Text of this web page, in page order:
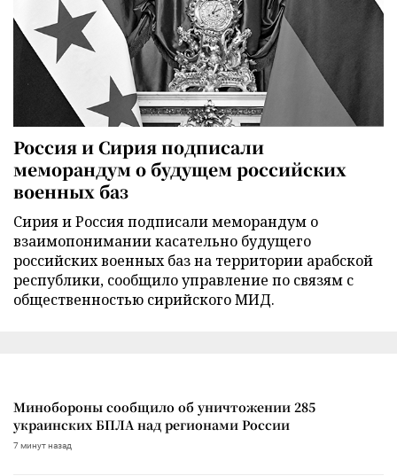
Россия и Сирия подписали
меморандум о будущем российских
военных баз
Сирия и Россия подписали меморандум о
взаимопонимании касательно будущего
российских военных баз на территории арабской
республики, сообщило управление по связям с
общественностью сирийского МИД.
Минобороны сообщило об уничтожении 285
украинских БПЛА над регионами России
7 минут назад